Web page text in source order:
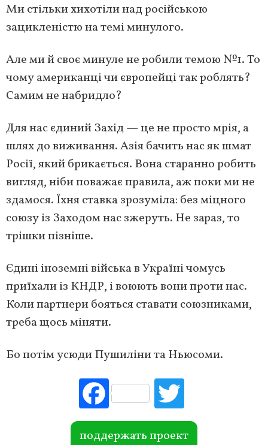
Ми стільки хихотіли над російською
зацикленістю на темі минулого.
Але ми й своє минуле не робили темою №1. То
чому американці чи європейці так роблять?
Самим не набридло?
Для нас єдиний Захід — це не просто мрія, а
шлях до виживання. Азія бачить нас як шмат
Росії, який брикається. Вона старанно робить
вигляд, ніби поважає правила, аж поки ми не
здамося. Їхня ставка зрозуміла: без міцного
союзу із Заходом нас зжеруть. Не зараз, то
трішки пізніше.
Єдині іноземні війська в Україні чомусь
приїхали із КНДР, і воюють вони проти нас.
Коли партнери бояться ставати союзниками,
треба щось міняти.
Бо потім усюди Пушиліни та Ньюсоми.
Fac
ebo
ok r
поддержать проект